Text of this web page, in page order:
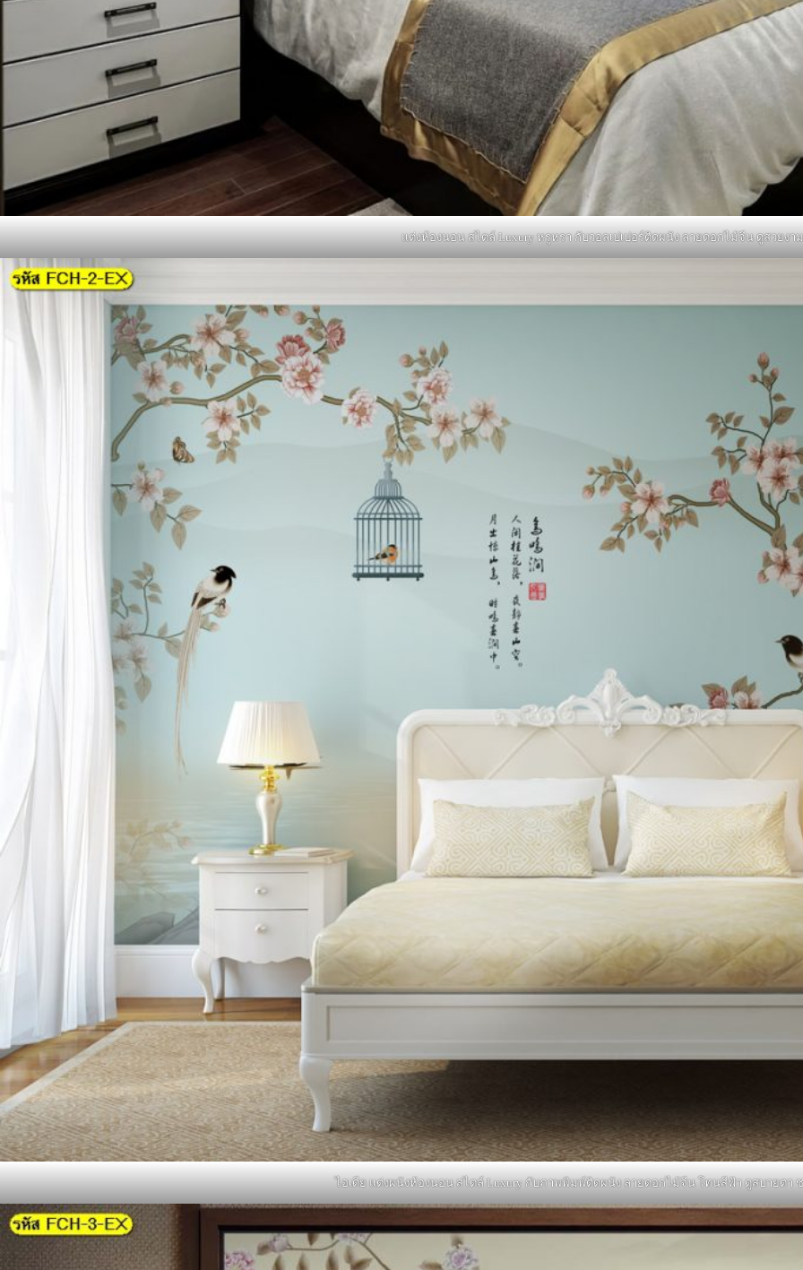
แต่งห้องนอน สไตล์ Luxury หรูหรา กับวอลเปเปอร์ติดผนัง ลายดอกไม้จีน ดูสวยงาม
ไอเดีย แต่งผนังห้องนอน สไตล์ Luxury กับภาพพิมพ์ติดผนัง ลายดอกไม้จีน โทนสีฟ้า ดูสบายตา